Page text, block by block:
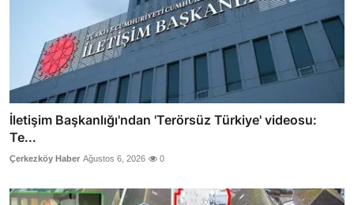
İletişim Başkanlığı'ndan 'Terörsüz Türkiye' videosu:
Te...
Çerkezköy Haber Ağustos 6, 2026 0